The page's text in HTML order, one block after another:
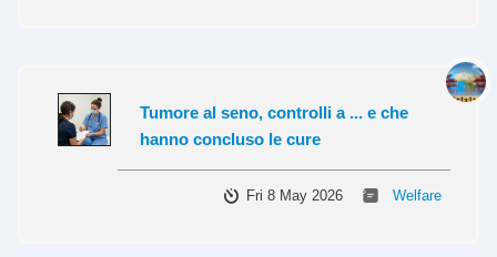
Tumore al seno, controlli a ... e che
hanno concluso le cure
Fri 8 May 2026 Welfare